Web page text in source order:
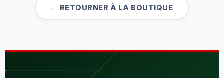
← RETOURNER À LA BOUTIQUE